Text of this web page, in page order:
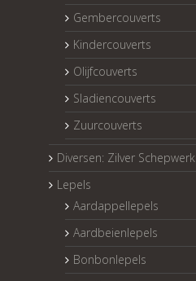
Gembercouverts
Kindercouverts
Olijfcouverts
Sladiencouverts
Zuurcouverts
Diversen: Zilver Schepwerk
Lepels
Aardappellepels
Aardbeienlepels
Bonbonlepels